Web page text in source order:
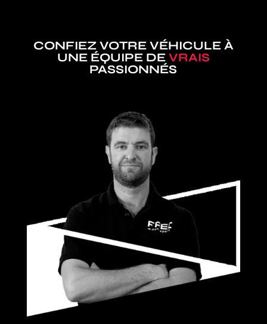
CONFIEZ VOTRE VÉHICULE À
UNE ÉQUIPE DE VRAIS
PASSIONNÉS